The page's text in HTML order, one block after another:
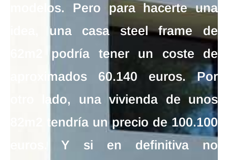
modelos. Pero para hacerte una
idea, una casa steel frame de
podría tener un coste de
aproximados 60.140 euros. Por
otro lado, unavivienda de unos
82m2 tendría un precio de 100.100
. Y si en definitiva no